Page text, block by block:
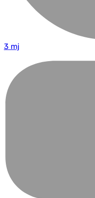
3 mj